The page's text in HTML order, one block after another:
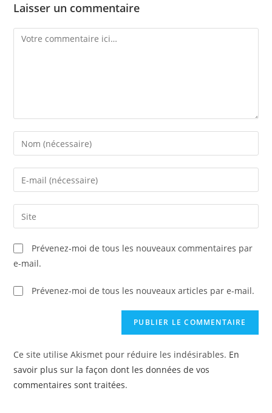
Laisser un commentaire
Comment
Enter
your
name
comment
Enter
your
email
address
comment
Enter
your
website
URL
Prévenez-moi de tous les nouveaux commentaires par
e-mail.
Prévenez-moi de tous les nouveaux articles par e-mail.
Ce site utilise Akismet pour réduire les indésirables. En
savoir plus sur la façon dont les données de vos
commentaires sont traitées.